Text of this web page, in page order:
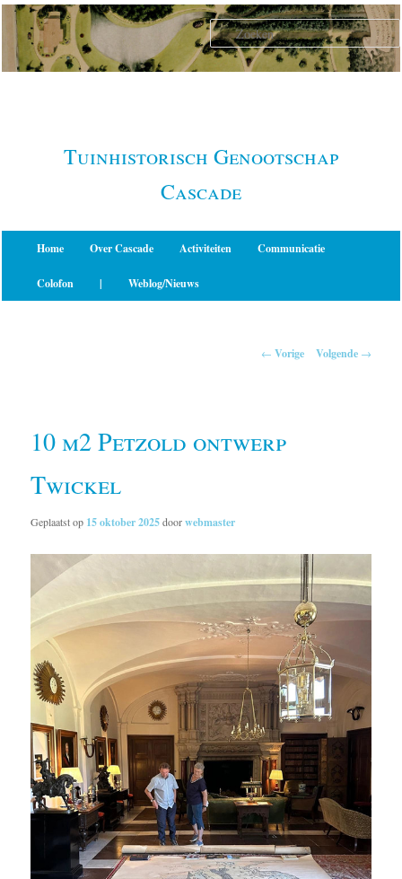
Spring
naar
primaire
Tuinhistorisch Genootschap
Cascade
Home Over Cascade Activiteiten Communicatie
Colofon | Weblog/Nieuws
← Vorige Volgende →
10 m2 Petzold ontwerp
Twickel
Geplaatst op 15 oktober 2025doorwebmaster